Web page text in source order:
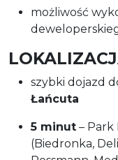
możliwość
szybki dojazd
Łańcuta
5 minut – Park
(Biedronka,